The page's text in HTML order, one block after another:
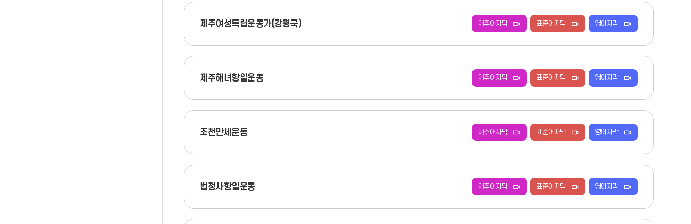
제주여성독립운동가(강평국) 제주어자막 표준어자막 영어자막
제주해녀항일운동 제주어자막 표준어자막 영어자막
조천만세운동 제주어자막 표준어자막 영어자막
법정사항일운동 제주어자막 표준어자막 영어자막